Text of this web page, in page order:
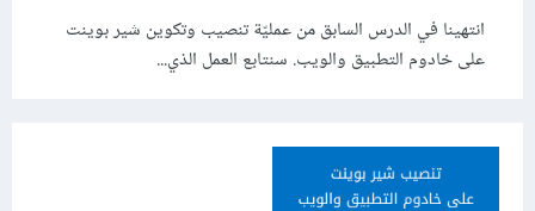
انتهينا في الدرس السابق من عمليّة تنصيب وتكوين شير بوينت
على خادوم التطبيق والويب. سنتابع العمل الذي...